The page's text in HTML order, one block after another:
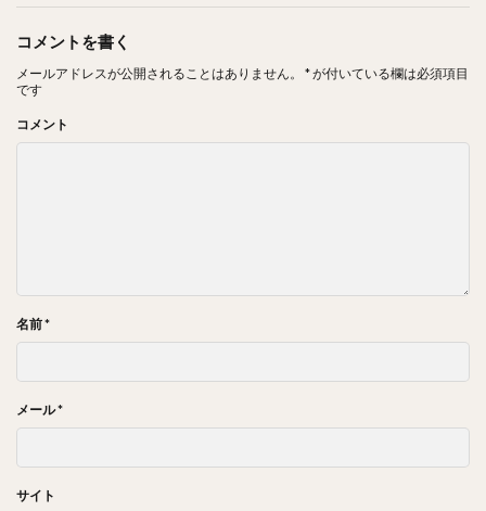
コメントを書く
メールアドレスが公開されることはありません。 *が付いている欄は必須項目
です
コメント
名前*
メール*
サイト